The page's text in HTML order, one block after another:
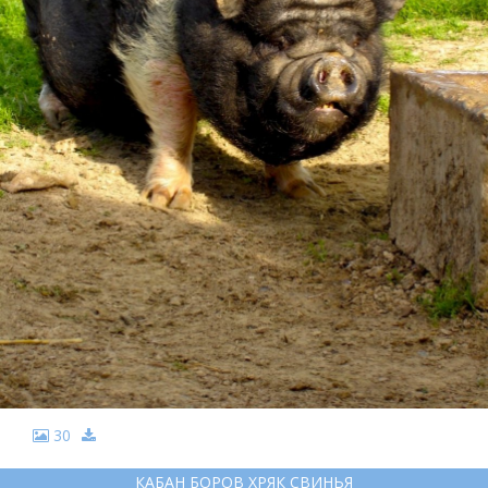
30
КАБАН БОРОВ ХРЯК СВИНЬЯ